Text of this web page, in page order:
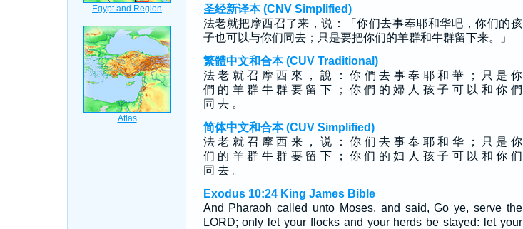
圣经新译本 (CNV Simplified)
法老就把摩西召了来，说：「你们去事奉耶和华吧，你们的孩
子也可以与你们同去；只是要把你们的羊群和牛群留下来。」
繁體中文和合本 (CUV Traditional)
法 老 就 召 摩 西 來 ， 說 ： 你 們 去 事 奉 耶 和 華 ； 只 是 你
們 的 羊 群 牛 群 要 留 下 ； 你 們 的 婦 人 孩 子 可 以 和 你 們
同 去 。
简体中文和合本 (CUV Simplified)
法 老 就 召 摩 西 来 ， 说 ： 你 们 去 事 奉 耶 和 华 ； 只 是 你
们 的 羊 群 牛 群 要 留 下 ； 你 们 的 妇 人 孩 子 可 以 和 你 们
同 去 。
Exodus 10:24 King James Bible
And Pharaoh called unto Moses, and said, Go ye, serve the
LORD; only let your flocks and your herds be stayed: let your